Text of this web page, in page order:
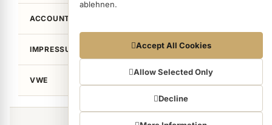
ablehnen.
Datennutzungen
Wir arbeiten mit Partnern zusammen, die von
Ihrem Endgerät abgerufene Daten
(Trackingdaten) auch zu eigenen Zwecken
(z.B. Profilbildungen) / zu Zwecken Dritter
Accept All Cookies
Allow Selected Only
Decline
ACCOUNT
IMPRESSUM / LEGAL
VWE
©von Wellean EigenArt e.K. 2026